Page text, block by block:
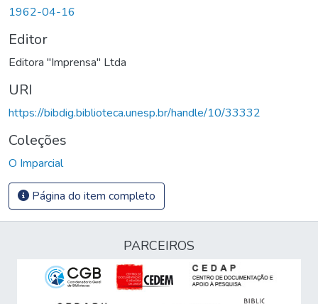
1962-04-16
Editor
Editora "Imprensa" Ltda
URI
https://bibdig.biblioteca.unesp.br/handle/10/33332
Coleções
O Imparcial
Página do item completo
PARCEIROS